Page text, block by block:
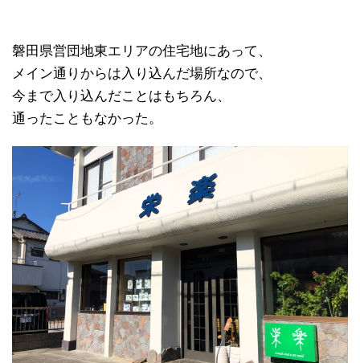
磐田県営団地東エリアの住宅地にあって、
メイン通りからは入り込んだ場所なので、
今まで入り込んだことはもちろん、
通ったこともなかった。